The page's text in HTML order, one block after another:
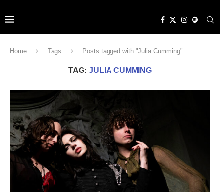
Home Tags Posts tagged with "Julia Cumming"
TAG: JULIA CUMMING